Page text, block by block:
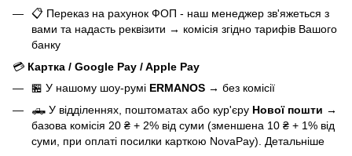
📋 Переказ на рахунок ФОП - наш менеджер зв'яжеться з
вами та надасть реквізити → комісія згідно тарифів Вашого
банку
💳 Картка / Google Pay / Apple Pay
🏪 У нашому шоу-румі ERMANOS → без комісії
🛻 У відділеннях, поштоматах або кур'єру Нової пошти →
базова комісія 20 ₴ + 2% від суми (зменшена 10 ₴ + 1% від
суми, при оплаті посилки карткою NovaPay). Детальніше